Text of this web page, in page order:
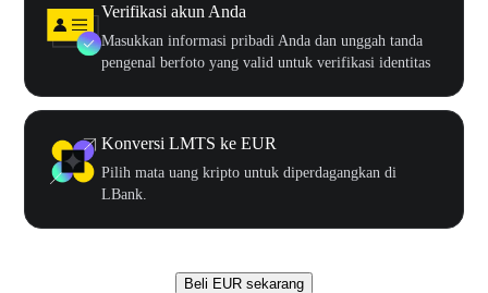
Verifikasi akun Anda
Masukkan informasi pribadi Anda dan unggah tanda
pengenal berfoto yang valid untuk verifikasi identitas
Konversi LMTS ke EUR
Pilih mata uang kripto untuk diperdagangkan di
LBank.
Beli EUR sekarang